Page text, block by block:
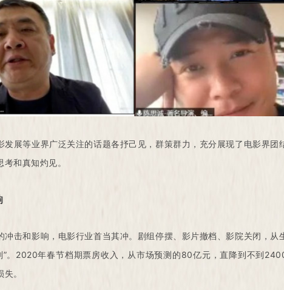
展等业界广泛关注的话题各抒己见，群策群力，充分展现了电影界团
和真知灼见。
击和影响，电影行业首当其冲。剧组停摆、影片撤档、影院关闭，从
。2020年春节档期票房收入，从市场预测的80亿元，直降到不到
。